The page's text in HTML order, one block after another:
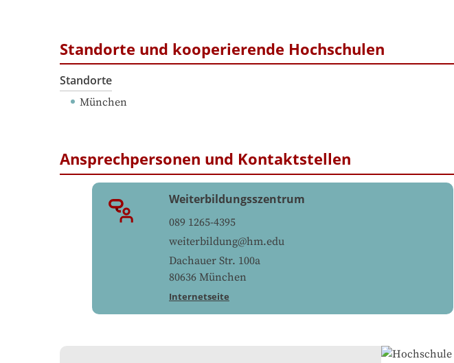
Standorte und kooperierende Hochschulen
Standorte
München
Ansprechpersonen und Kontaktstellen
Weiterbildungsszentrum
089 1265-4395
weiterbildung@hm.edu
Dachauer Str. 100a
80636 München
Internetseite